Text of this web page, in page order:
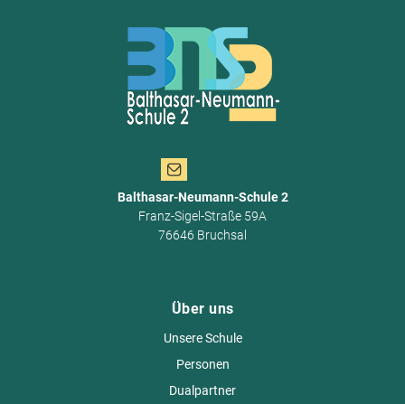
Balthasar-Neumann-Schule 2
Franz-Sigel-Straße 59A
76646 Bruchsal
Über uns
Unsere Schule
Personen
Dualpartner